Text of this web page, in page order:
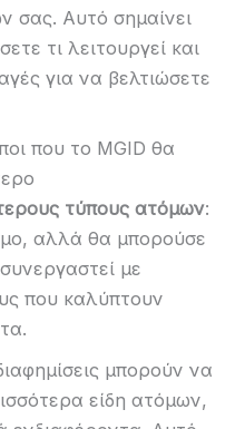
σας. Αυτό σημαίνει
τι λειτουργεί και
για να βελτιώσετε
που το MGID θα
τύπους ατόμων:
αλλά θα μπορούσε
με
που καλύπτουν
μπορούν να
είδη ατόμων,